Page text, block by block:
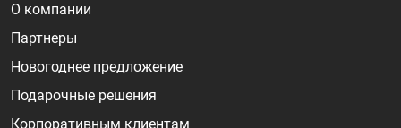
О компании
Партнеры
Новогоднее предложение
Подарочные решения
Корпоративным клиентам